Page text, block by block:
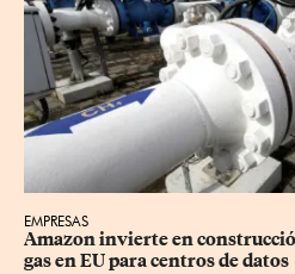
EMPRESAS
Amazon invierte en
gas en EU para centros de datos